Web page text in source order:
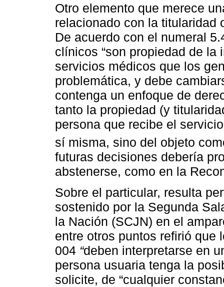
Otro elemento que merece
relacionado con la titularidad
De acuerdo con el numeral
clínicos “son propiedad de
servicios médicos que los
problemática, y debe
contenga un enfoque de
tanto la propiedad (y
persona que recibe el
sí misma, sino del objeto
futuras decisiones debería
abstenerse, como en la
Sobre el particular, resulta
sostenido por la Segunda
la Nación (SCJN) en el
entre otros puntos refirió que
004 “deben interpretarse en
persona usuaria tenga la
solicite, de “cualquier